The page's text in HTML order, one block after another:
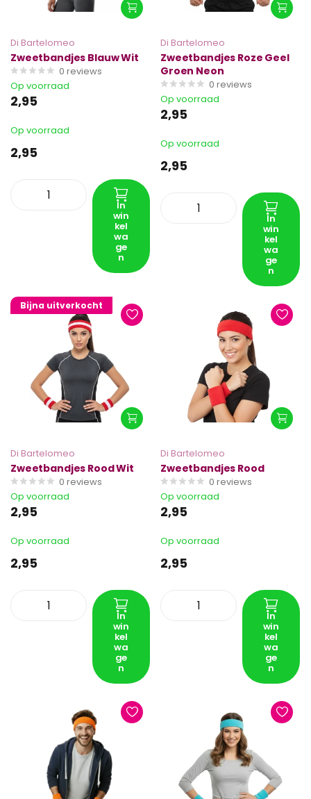
Di Bartelomeo
Zweetbandjes Blauw Wit
0 reviews
Op voorraad
2,95
Op voorraad
2,95
In
win
kel
wa
ge
n
Di Bartelomeo
Zweetbandjes Roze Geel
Groen Neon
0 reviews
Op voorraad
2,95
Op voorraad
2,95
In
win
kel
wa
ge
n
Bijna uitverkocht
Di Bartelomeo
Zweetbandjes Rood Wit
0 reviews
Op voorraad
2,95
Op voorraad
2,95
In
win
kel
wa
ge
n
Di Bartelomeo
Zweetbandjes Rood
0 reviews
Op voorraad
2,95
Op voorraad
2,95
In
win
kel
wa
ge
n